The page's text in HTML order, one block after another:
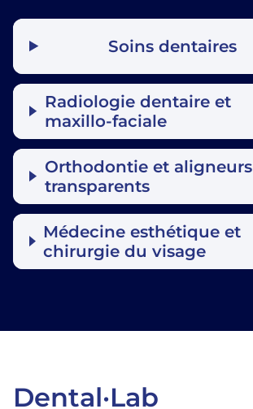
Soins dentaires
Radiologie dentaire et
maxillo-faciale
Orthodontie et aligneurs
transparents
Médecine esthétique et
chirurgie du visage
Dental·Lab